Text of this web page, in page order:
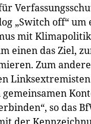
„Switch off“ um
mit
einen das Ziel,
Zum
so das